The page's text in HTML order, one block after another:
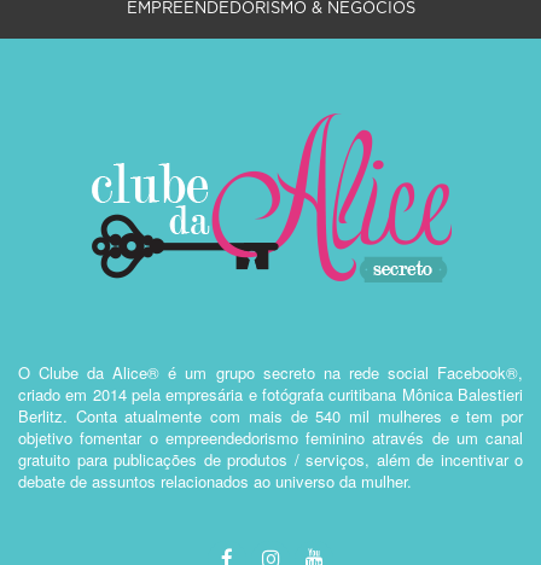
EMPREENDEDORISMO & NEGÓCIOS
O Clube da Alice® é um grupo secreto na rede social Facebook®,
criado em 2014 pela empresária e fotógrafa curitibana Mônica Balestieri
Berlitz. Conta atualmente com mais de 540 mil mulheres e tem por
objetivo fomentar o empreendedorismo feminino através de um canal
gratuito para publicações de produtos / serviços, além de incentivar o
debate de assuntos relacionados ao universo da mulher.